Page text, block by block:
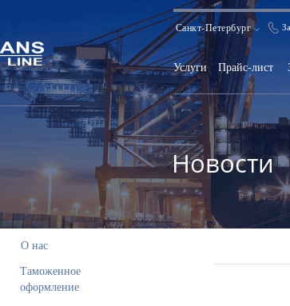
Санкт-Петербург
Услуги Прайс-лист
Новости
О нас
Таможенное
оформление